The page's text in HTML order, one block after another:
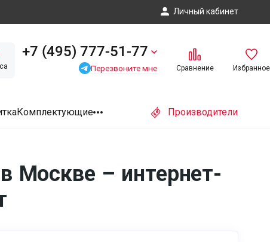
Личный кабинет
+7 (495) 777-51-77
Перезвоните мне Сравнение Избранное
Комплектующие Производители
Москве – интернет-